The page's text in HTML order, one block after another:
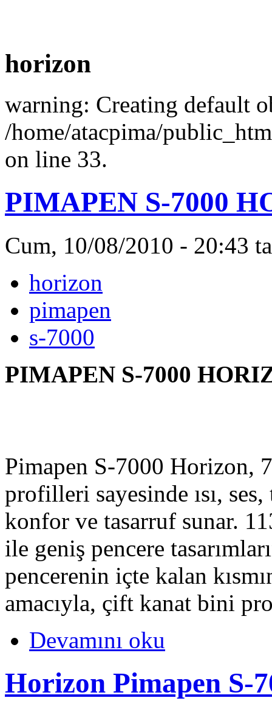
horizon
warning: Creating default
/home/atacpima/
on line 33.
PIMAPEN S-7000
Cum, 10/08/2010 - 20:43
horizon
pimapen
s-7000
PIMAPEN S-7000
Pimapen S-7000 Horizon,
profilleri sayesinde ısı,
konfor ve tasarruf sunar.
ile geniş pencere
pencerenin içte kalan
amacıyla, çift kanat bini
Devamını oku
Horizon Pimapen S-